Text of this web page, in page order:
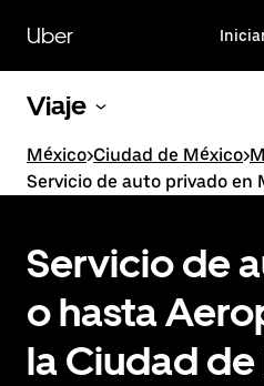
contenido
principal
Uber
Viaje
México>Ciudad de México>
Servicio de auto privado en
Servicio de
o hasta
la Ciudad